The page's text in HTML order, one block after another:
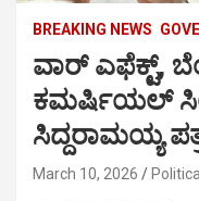
BREAKING NEWS
ವಾರ್ ಎಫೆಕ್ಟ್,
ಕಮರ್ಷಿಯಲ್
ಸಿದ್ದರಾಮಯ್ಯ
March 10, 2026